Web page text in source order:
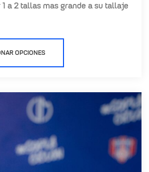
a 2 tallas mas grande a su tallaje
OPCIONES